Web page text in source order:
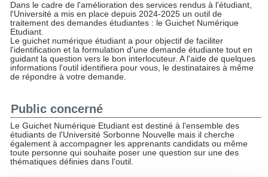
Dans le cadre de l'amélioration des services rendus à l'étudiant,
l'Université a mis en place depuis 2024-2025 un outil de
traitement des demandes étudiantes : le Guichet Numérique
Etudiant.
Le guichet numérique étudiant a pour objectif de faciliter
l'identification et la formulation d'une demande étudiante tout en
guidant la question vers le bon interlocuteur. A l'aide de quelques
informations l'outil identifiera pour vous, le destinataires à même
de répondre à votre demande.
Public concerné
Le Guichet Numérique Etudiant est destiné à l'ensemble des
étudiants de l'Université Sorbonne Nouvelle mais il cherche
également à accompagner les apprenants candidats ou même
toute personne qui souhaite poser une question sur une des
thématiques définies dans l'outil.